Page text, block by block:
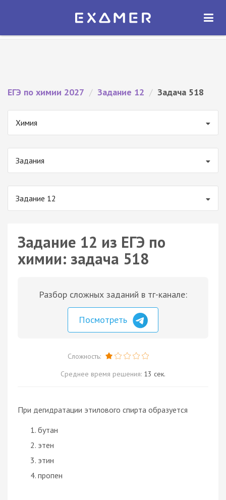
Экзамер — ЕГЭ 2027
ОТКРЫТЬ
ЕГЭ по химии 2027 / Задание 12 / Задача 518
Химия
Задания
Задание 12
Задание 12 из ЕГЭ по
химии: задача 518
Разбор сложных заданий в тг-канале:
Посмотреть
Сложность:
Среднее время решения: 13 сек.
При дегидратации этилового спирта образуется
бутан
этен
этин
пропен